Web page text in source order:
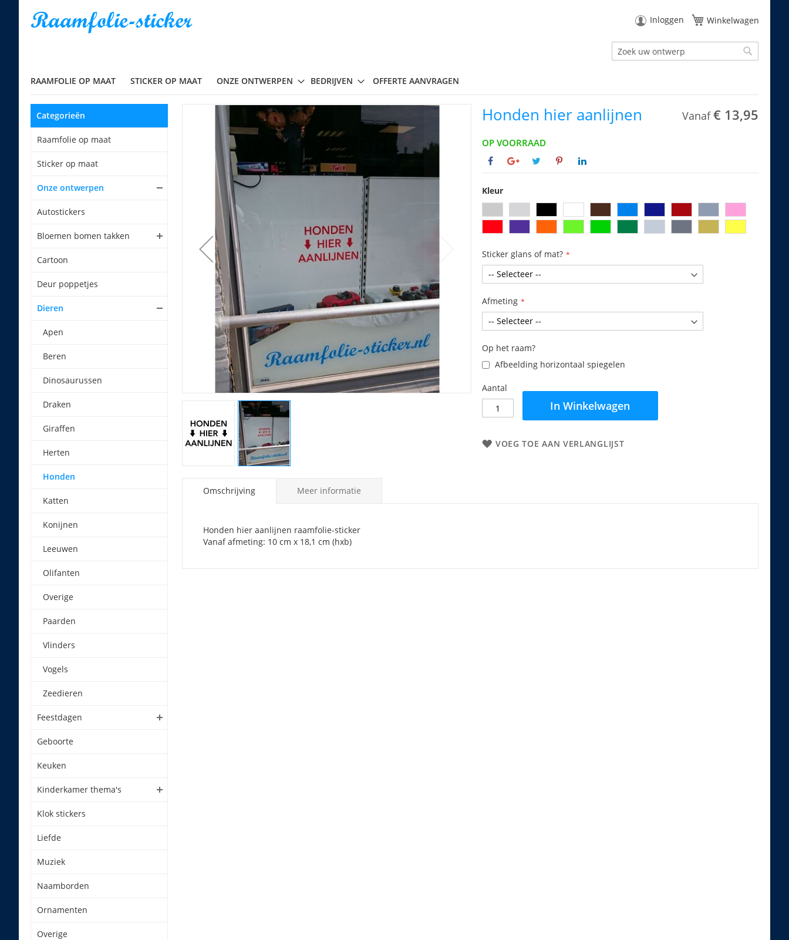
Inloggen Winkelwagen
Zoek
RAAMFOLIE OP MAAT STICKER OP MAAT ONZE ONTWERPEN BEDRIJVEN OFFERTE AANVRAGEN
Honden hier aanlijnen Vanaf € 13,95
OP VOORRAAD
Kleur
Sticker glans of mat?
Afmeting
Op het raam?
Afbeelding horizontaal spiegelen
Aantal
In Winkelwagen
VOEG TOE AAN VERLANGLIJST
Omschrijving
Honden hier aanlijnen raamfolie-sticker
Vanaf afmeting: 10 cm x 18,1 cm (hxb)
Meer informatie
Categorieën
Raamfolie op maat
Sticker op maat
Onze ontwerpen
Autostickers
Bloemen bomen takken
Cartoon
Deur poppetjes
Dieren
Apen
Beren
Dinosaurussen
Draken
Giraffen
Herten
Honden
Katten
Konijnen
Leeuwen
Olifanten
Overige
Paarden
Vlinders
Vogels
Zeedieren
Feestdagen
Geboorte
Keuken
Kinderkamer thema's
Klok stickers
Liefde
Muziek
Naamborden
Ornamenten
Overige